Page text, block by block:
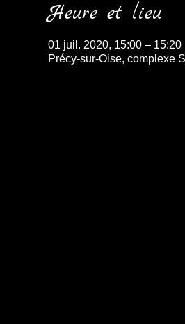
Heure et lieu
01 juil. 2020, 15:00 – 15:20
Précy-sur-Oise, complexe